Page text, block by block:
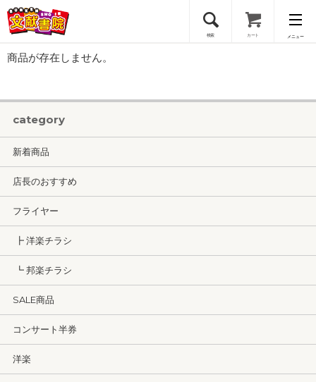
検索 カート メニュー
会員登録
ログイン
商品が存在しません。
category
新着商品
店長のおすすめ
フライヤー
┣ 洋楽チラシ
┗ 邦楽チラシ
SALE商品
コンサート半券
洋楽